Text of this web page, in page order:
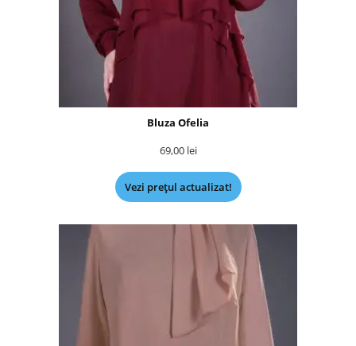
Bluza Ofelia
69,00 lei
Vezi prețul actualizat!